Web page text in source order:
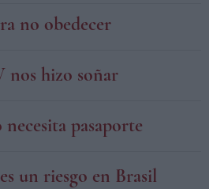
no obedecer
nos hizo soñar
pasaporte
un riesgo en Brasil